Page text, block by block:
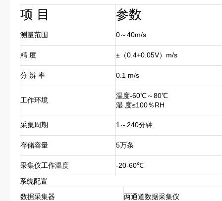
项 目 参数
测量范围 0～40m/s
精 度 ±（0.4+0.05V）m/s
分 辨 率 0.1 m/s
工作环境
温度-60℃～80℃
湿 度≤100％RH
采集周期 1～240分
存储容量 5万条
采集仪工作温度
-20-60℃
系统配置
数据采集器
两通道数据采集仪